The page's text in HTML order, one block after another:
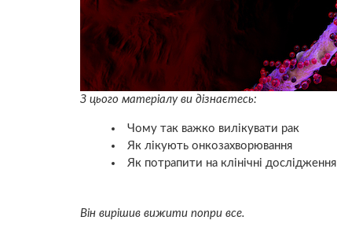
З цього матеріалу ви дізнаєтесь:
Чому так важко вилікувати рак
Як лікують онкозахворювання
Як потрапити на клінічні дослідження
Він вирішив вижити попри все.